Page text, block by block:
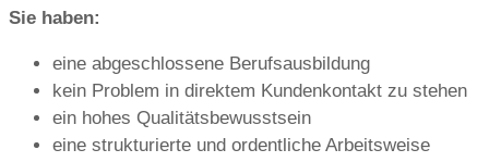
Sie haben:
eine abgeschlossene Berufsausbildung
kein Problem in direktem Kundenkontakt zu stehen
ein hohes Qualitätsbewusstsein
eine strukturierte und ordentliche Arbeitsweise